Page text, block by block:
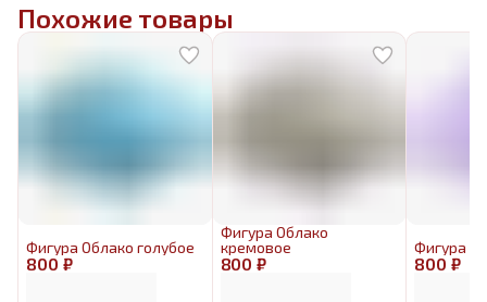
Похожие товары
800 ₽
Фигура Облако голубое
800 ₽
Фигура Облако
кремовое
800 ₽
Фигура